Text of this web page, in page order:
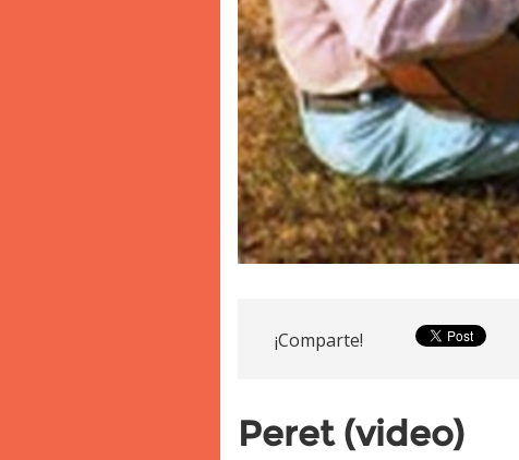
¡Comparte!
Peret (video)